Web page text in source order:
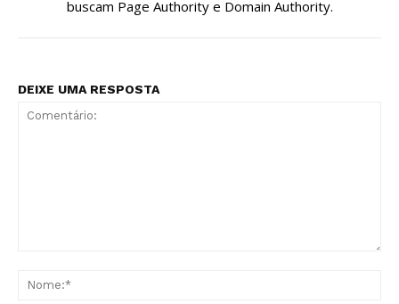
buscam Page Authority e Domain Authority.
DEIXE UMA RESPOSTA